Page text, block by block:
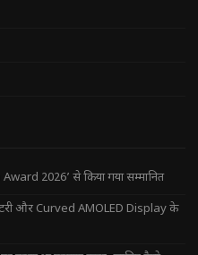
2026’ से किया गया सम्मानित
और Curved AMOLED Display के